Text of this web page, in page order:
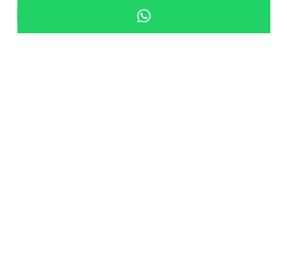
ENTRADA GRATUITA - 10h às
19h